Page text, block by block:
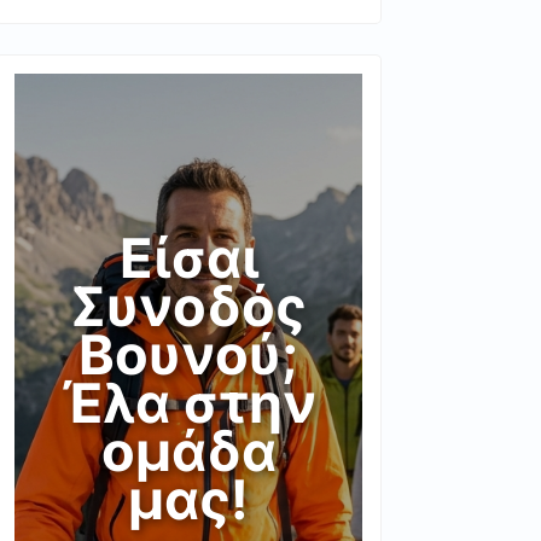
Είσαι
Συνοδός
Βουνού;
Έλα στην
ομάδα
μας!